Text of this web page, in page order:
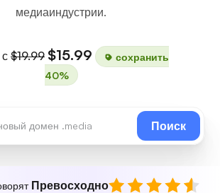
медиаиндустрии.
$19.99 $15.99
сохранить
40%
Поиск
Превосходно